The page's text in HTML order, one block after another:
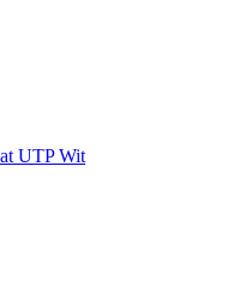
UTP Wit